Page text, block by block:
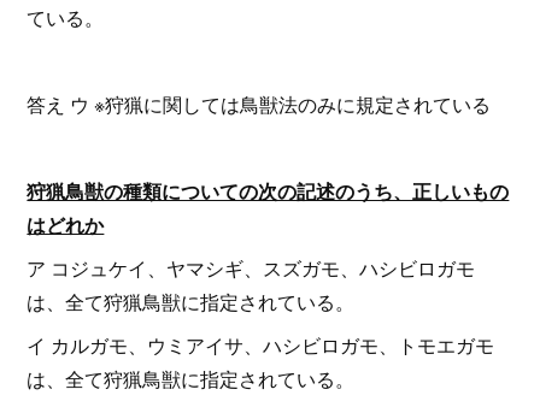
ている。
答え ウ ※狩猟に関しては鳥獣法のみに規定されている
狩猟鳥獣の種類についての次の記述のうち、正しいもの
はどれか
ア コジュケイ、ヤマシギ、スズガモ、ハシビロガモ
は、全て狩猟鳥獣に指定されている。
イ カルガモ、ウミアイサ、ハシビロガモ、トモエガモ
は、全て狩猟鳥獣に指定されている。